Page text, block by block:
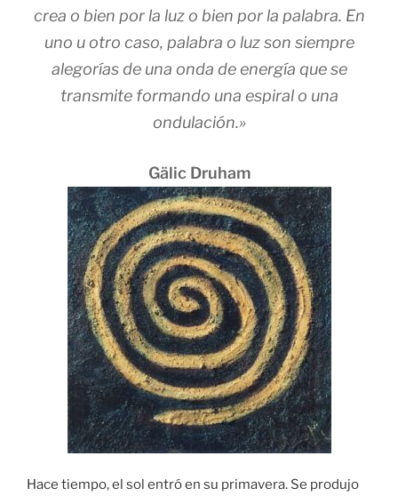
crea o bien por la luz o bien por la palabra. En
uno u otro caso, palabra o luz son siempre
alegorías de una onda de energía que se
transmite formando una espiral o una
ondulación.»
Gälic Druham
Hace tiempo, el sol entró en su primavera. Se produjo